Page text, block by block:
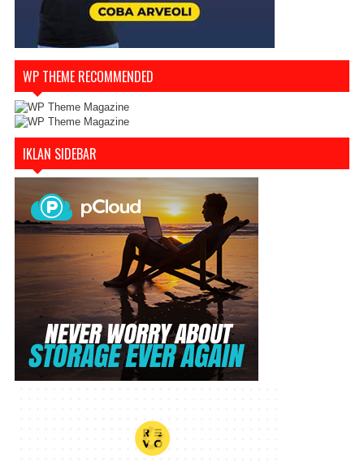
WP THEME RECOMMENDED
IKLAN SIDEBAR